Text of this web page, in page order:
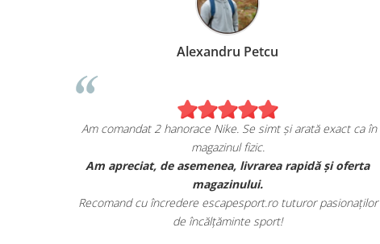
Alexandru Petcu
Am comandat 2 hanorace Nike. Se simt și arată exact ca în
magazinul fizic.
Am apreciat, de asemenea, livrarea rapidă și oferta
magazinului.
Recomand cu încredere escapesport.ro tuturor pasionaților
de încălțăminte sport!